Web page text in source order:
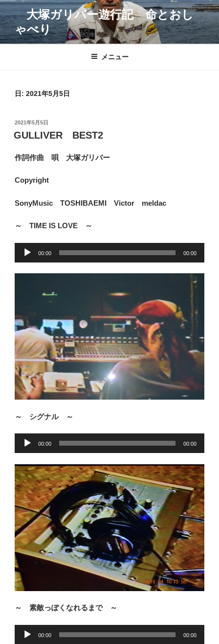
コ
ン
テ
ン
大塚ガリバー遊行記 命とおし
ゃべり
メニュー
日: 2021年5月5日
投
稿
日:
2021年5月5日
GULLIVER BEST2
作詞作曲 唄 大塚ガリバー
Copyright
SonyMusic TOSHIBAEMI Victor meldac
～ TIME IS LOVE ～
プ
ー
00:00 00:00
～ シグナル ～
プ
レ
ー
ヤ
ー
00:00 00:00
～ 素敵っぽくなれるまで ～
00:00 00:00